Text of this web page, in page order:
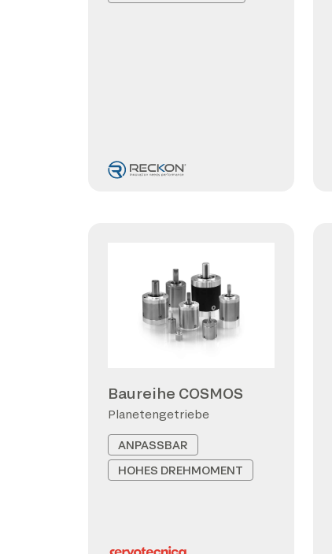
Baureihe COSMOS
Planetengetriebe
ANPASSBAR
HOHES DREHMOMENT